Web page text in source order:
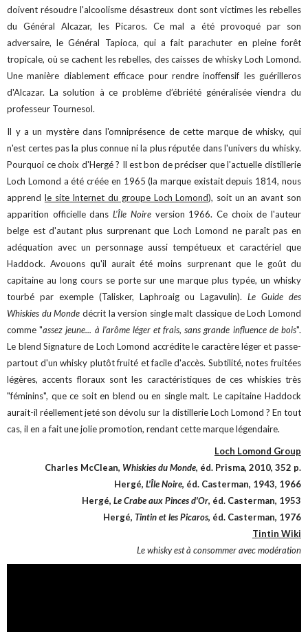
doivent résoudre l'alcoolisme désastreux dont sont victimes les rebelles
du Général Alcazar, les Picaros. Ce mal a été provoqué par son
adversaire, le Général Tapioca, qui a fait parachuter en pleine forêt
tropicale, où se cachent les rebelles, des caisses de whisky Loch Lomond.
Une manière diablement efficace pour rendre inoffensif les guérilleros
d'Alcazar. La solution à ce problème d’ébriété généralisée viendra du
professeur Tournesol.
Il y a un mystère dans l'omniprésence de cette marque de whisky, qui
n'est certes pas la plus connue ni la plus réputée dans l'univers du whisky.
Pourquoi ce choix d'Hergé ? Il est bon de préciser que l'actuelle distillerie
Loch Lomond a été créée en 1965 (la marque existait depuis 1814, nous
apprend le site Internet du groupe Loch Lomond), soit un an avant son
apparition officielle dansL'Île Noireversion 1966. Ce choix de l'auteur
belge est d'autant plus surprenant que Loch Lomond ne paraît pas en
adéquation avec un personnage aussi tempétueux et caractériel que
Haddock. Avouons qu'il aurait été moins surprenant que le goût du
capitaine au long cours se porte sur une marque plus typée, un whisky
tourbé par exemple (Talisker, Laphroaig ou Lagavulin). Le Guide des
Whiskies du Monde décrit la version single malt classique de Loch Lomond
comme "assez jeune... à l'arôme léger et frais, sans grande influence de bois".
Le blend Signature de Loch Lomond accrédite le caractère léger et passe-
partout d'un whisky plutôt fruité et facile d'accès. Subtilité, notes fruitées
légères, accents floraux sont les caractéristiques de ces whiskies très
"féminins", que ce soit en blend ou en single malt. Le capitaine Haddock
aurait-il réellement jeté son dévolu sur la distillerie Loch Lomond ? En tout
cas, il en a fait une jolie promotion, rendant cette marque légendaire.
Loch Lomond Group
Charles McClean, Whiskies du Monde, éd. Prisma, 2010, 352 p.
Hergé, L'Île Noire, éd. Casterman, 1943, 1966
Hergé, Le Crabe aux Pinces d'Or, éd. Casterman, 1953
Hergé, Tintin et les Picaros, éd. Casterman, 1976
Tintin Wiki
Le whisky est à consommer avec modération